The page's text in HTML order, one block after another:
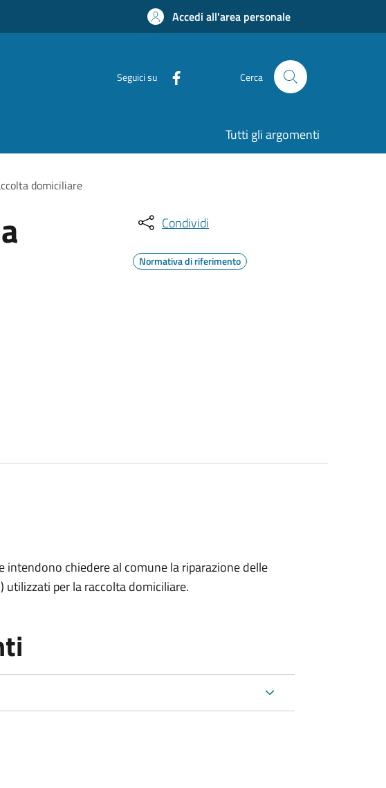
Accedi all'area personale
Seguici su Cerca
Tutti gli argomenti
domiciliare
Condividi
Normativa di riferimento
chiedere al comune la riparazione delle
per la raccolta domiciliare.